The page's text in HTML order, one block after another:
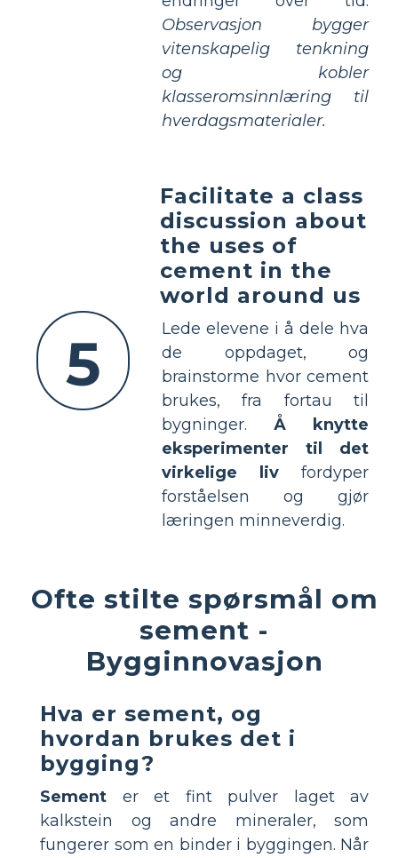
Observasjon bygger
vitenskapelig tenkning
og kobler
klasseromsinnlæring til
hverdagsmaterialer.
5
Facilitate a class
discussion about
the uses of
cement in the
world around us
Lede elevene i å dele hva
de oppdaget, og
brainstorme hvor cement
brukes, fra fortau til
bygninger. Å knytte
eksperimenter til det
virkelige liv fordyper
forståelsen og gjør
læringen minneverdig.
Ofte stilte spørsmål om
sement -
Bygginnovasjon
Hva er sement, og
hvordan brukes det i
bygging?
Sement er et fint pulver laget av
kalkstein og andre mineraler, som
fungerer som en binder i byggingen. Når